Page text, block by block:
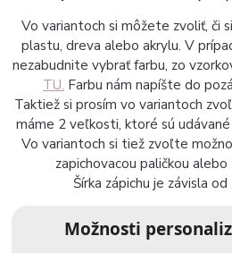
Vo variantoch si môžete zvoliť, či
plastu, dreva alebo akrylu. V
nezabudnite vybrať farbu, zo
TU. Farbu nám napíšte do
Taktiež si prosím vo variantoch
máme 2 veľkosti, ktoré sú
Vo variantoch si tiež zvoľte
zapichovacou paličkou alebo
Šírka zápichu je závisla
Možnosti